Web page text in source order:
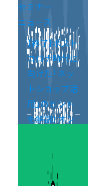
セミナー
ニュース
【終了】ポスト
コロナ時代に
向けた「ネッ
トショップ活
用」のヒント
を解説！ オン